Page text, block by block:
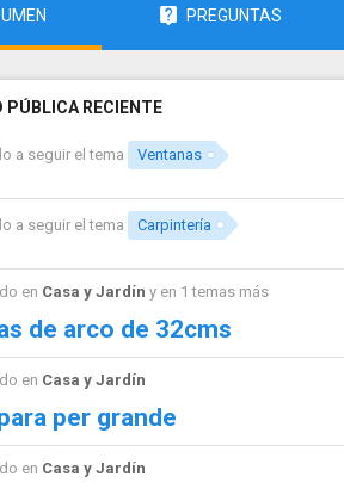
PREGUNTAS
PÚBLICA RECIENTE
a seguir el tema Ventanas
a seguir el tema Carpintería
en Casa y Jardín y en 1 temas más
de arco de 32cms
en Casa y Jardín
per grande
en Casa y Jardín